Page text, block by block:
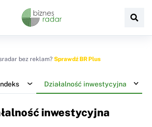
bez reklam? Sprawdź BR Plus
Działalność inwestycyjna
inwestycyjna